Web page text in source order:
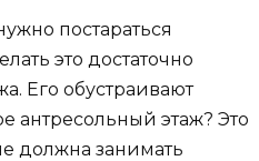
постараться
это достаточно
Его обустраивают
антресольный этаж? Это
должна занимать